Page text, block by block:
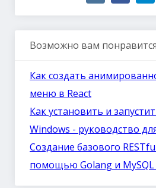
Возможно вам понравится
Как создать
меню в React
Как установить и
Windows - руководство
Создание базового
помощью Golang и MySQL